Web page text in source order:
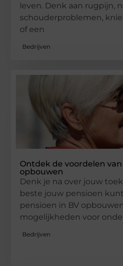
leven. Denk aan rugpijn,
schouderproblemen,
of een
Bedrijven
Ontdek de voordelen
opbouwen
Denk je na over jouw
beste jouw pensioen
pensioen in BV
mogelijkheden voor
Bedrijven